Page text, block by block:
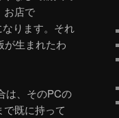
お店で
ります。それ
が生まれたわ
は、そのPCの
既に持って